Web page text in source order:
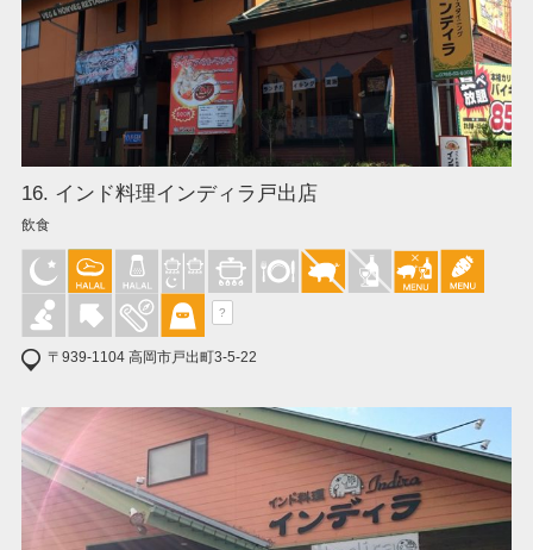
16. インド料理インディラ戸出店
飲食
?
〒939-1104 高岡市戸出町3-5-22